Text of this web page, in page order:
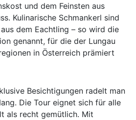
und dem Feinsten aus
Kulinarische Schmankerl sind
dem Eachtling – so wird die
genannt, für die der Lungau
in Österreich prämiert
Besichtigungen radelt man
Die Tour eignet sich für alle
als recht gemütlich. Mit